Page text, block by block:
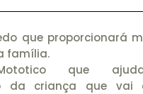
que proporcionará
família.
que
da criança que vai